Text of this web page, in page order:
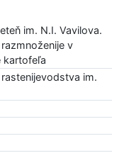
im. N.I. Vavilova.
v
kartofeľa
im.